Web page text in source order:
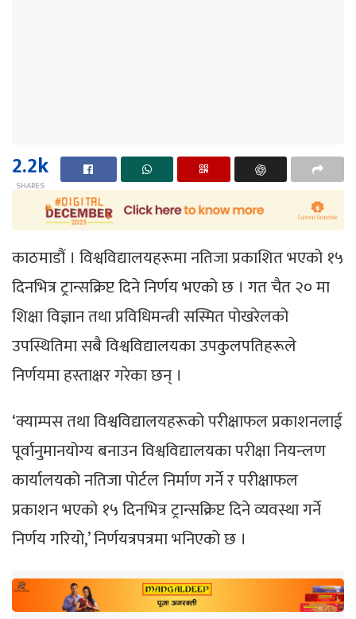
2.2k
SHARES
काठमाडौं । विश्वविद्यालयहरूमा नतिजा प्रकाशित भएको १५
दिनभित्र ट्रान्सक्रिप्ट दिने निर्णय भएको छ । गत चैत २० मा
शिक्षा विज्ञान तथा प्रविधिमन्त्री सस्मित पोखरेलको
उपस्थितिमा सबै विश्वविद्यालयका उपकुलपतिहरूले
निर्णयमा हस्ताक्षर गरेका छन् ।
‘क्याम्पस तथा विश्वविद्यालयहरूको परीक्षाफल प्रकाशनलाई
पूर्वानुमानयोग्य बनाउन विश्वविद्यालयका परीक्षा नियन्लण
कार्यालयको नतिजा पोर्टल निर्माण गर्ने र परीक्षाफल
प्रकाशन भएको १५ दिनभित्र ट्रान्सक्रिप्ट दिने व्यवस्था गर्ने
निर्णय गरियो,’ निर्णयत्रपत्रमा भनिएको छ ।